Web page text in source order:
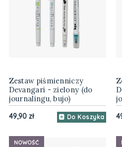
Zestaw piśmienniczy
Devangari - zielony (do
journalingu, bujo)
49,90 zł Do Koszyka
NOWOŚĆ